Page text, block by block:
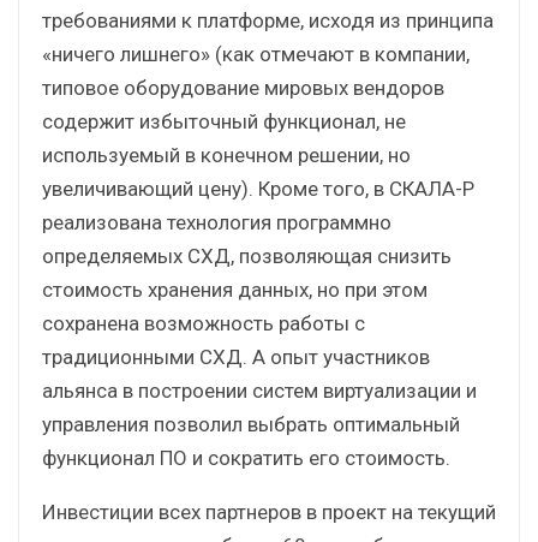
требованиями к платформе, исходя из принципа
«ничего лишнего» (как отмечают в компании,
типовое оборудование мировых вендоров
содержит избыточный функционал, не
используемый в конечном решении, но
увеличивающий цену). Кроме того, в СКАЛА-Р
реализована технология программно
определяемых СХД, позволяющая снизить
стоимость хранения данных, но при этом
сохранена возможность работы с
традиционными СХД. А опыт участников
альянса в построении систем виртуализации и
управления позволил выбрать оптимальный
функционал ПО и сократить его стоимость.
Инвестиции всех партнеров в проект на текущий